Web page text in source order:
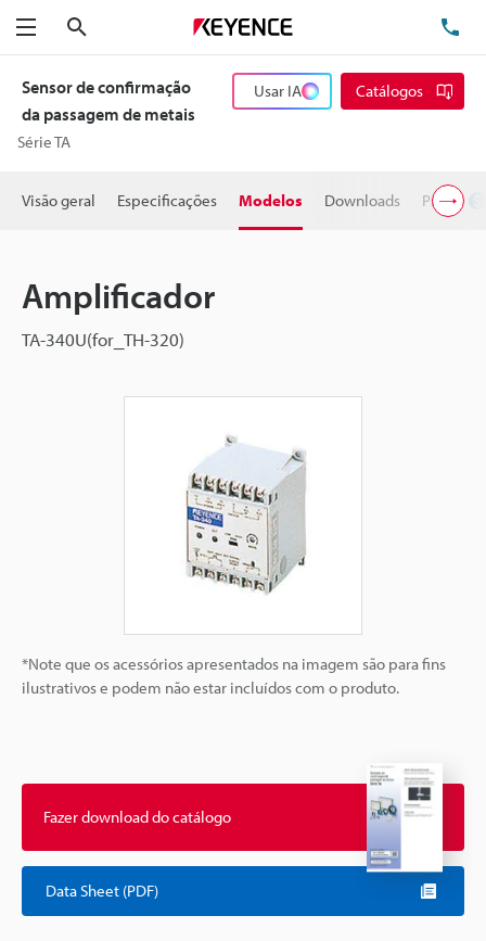
Menu
Sensor de confirmação
da passagem de metais
Série TA
Usar IA Catálogos
Visão geral Especificações Modelos Downloads Preço
Amplificador
TA-340U(for_TH-320)
*Note que os acessórios apresentados na imagem são para fins
ilustrativos e podem não estar incluídos com o produto.
Fazer download do catálogo
Data Sheet (PDF)